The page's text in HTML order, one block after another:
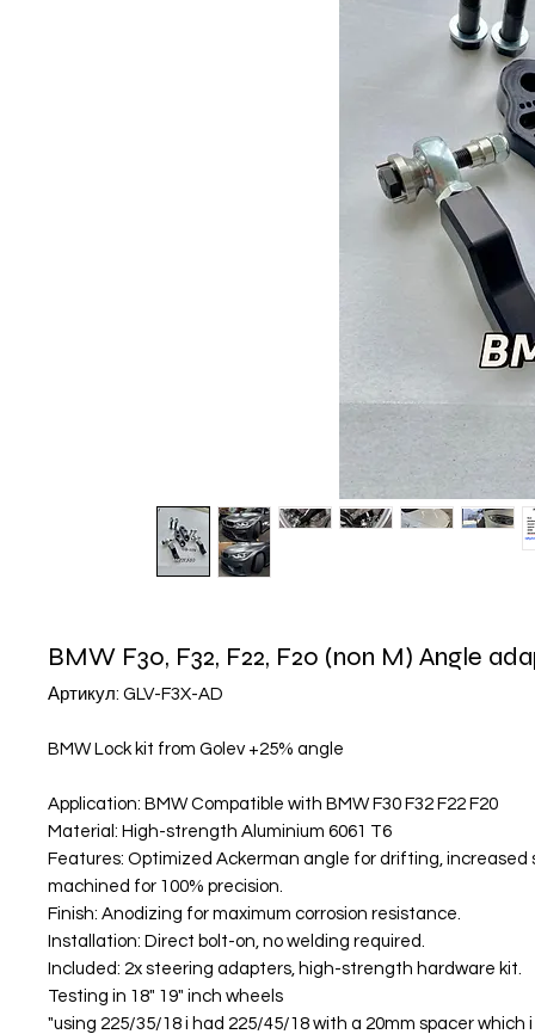
BMW F30, F32, F22, F20 (non M) Angle
Артикул: GLV-F3X-AD
BMW Lock kit from Golev +25% angle
Application: BMW Compatible with BMW F30 F32 F22 F20
Material: High-strength Aluminium 6061 T6
Features: Optimized Ackerman angle for drifting, increased
machined for 100% precision.
Finish: Anodizing for maximum corrosion resistance.
Installation: Direct bolt-on, no welding required.
Included: 2x steering adapters, high-strength hardware kit.
Testing in 18" 19" inch wheels
"using 225/35/18 i had 225/45/18 with a 20mm spacer which